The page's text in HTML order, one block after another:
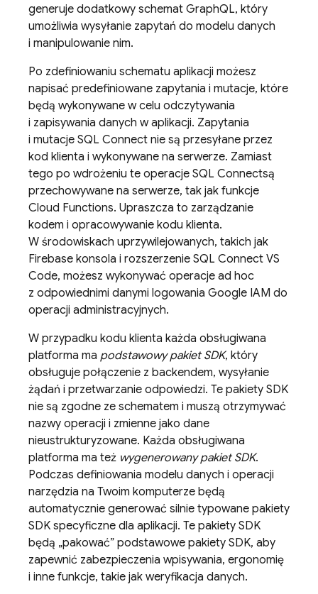
generuje dodatkowy schemat GraphQL, który
umożliwia wysyłanie zapytań do modelu danych
i manipulowanie nim.
Po zdefiniowaniu schematu aplikacji możesz
napisać predefiniowane zapytania i mutacje, które
będą wykonywane w celu odczytywania
i zapisywania danych w aplikacji. Zapytania
i mutacje SQL Connect nie są przesyłane przez
kod klienta i wykonywane na serwerze. Zamiast
tego po wdrożeniu te operacje SQL Connectsą
przechowywane na serwerze, tak jak funkcje
Cloud Functions. Upraszcza to zarządzanie
kodem i opracowywanie kodu klienta.
W środowiskach uprzywilejowanych, takich jak
Firebase konsola i rozszerzenie SQL Connect VS
Code, możesz wykonywać operacje ad hoc
z odpowiednimi danymi logowania Google IAM do
operacji administracyjnych.
W przypadku kodu klienta każda obsługiwana
platforma ma podstawowy pakiet SDK, który
obsługuje połączenie z backendem, wysyłanie
żądań i przetwarzanie odpowiedzi. Te pakiety SDK
nie są zgodne ze schematem i muszą otrzymywać
nazwy operacji i zmienne jako dane
nieustrukturyzowane. Każda obsługiwana
platforma ma też wygenerowany pakiet SDK.
Podczas definiowania modelu danych i operacji
narzędzia na Twoim komputerze będą
automatycznie generować silnie typowane pakiety
SDK specyficzne dla aplikacji. Te pakiety SDK
będą „pakować” podstawowe pakiety SDK, aby
zapewnić zabezpieczenia wpisywania, ergonomię
i inne funkcje, takie jak weryfikacja danych.